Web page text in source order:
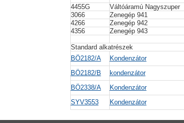
4455G
Váltóáramú Nagyszuper
3066
Zenegép 941
4266
Zenegép 942
4356
Zenegép 943
Standard alkatrészek
BÖ2182/A
Kondenzátor
BÖ2182/B
kondenzátor
BÖ2338/A
Kondenzátor
SYV3553
Kondenzátor